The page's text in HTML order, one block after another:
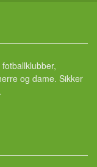
og dame. Sikker